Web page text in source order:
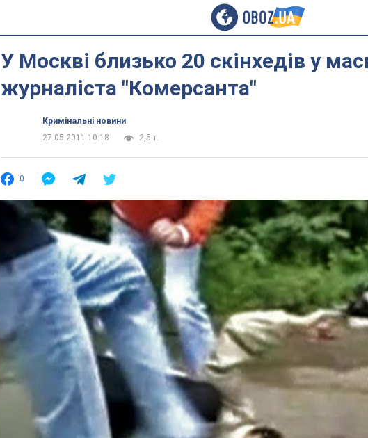
У Москві близько 20 скінхедів у
журналіста "Комерсанта"
Кримінальні новини
27.05.2011 10:18
2,5 т.
0